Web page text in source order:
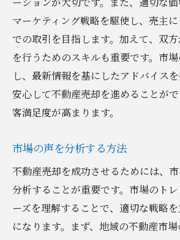
マーケティング戦略を駆使し、売主
での取引を目指します。加えて、双
を行うためのスキルも重要です。市
し、最新情報を基にしたアドバイスを
安心して不動産売却を進めることが
客満足度が高まります。
市場の声を分析する方法
不動産売却を成功させるためには、
分析することが重要です。市場のト
ーズを理解することで、適切な戦略
になります。まず、地域の不動産市